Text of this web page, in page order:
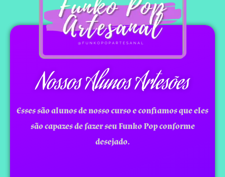
Nossos Alunos Artesões
Esses são alunos de nosso curso e confiamos que eles
são capazes de fazer seu Funko Pop conforme
desejado.